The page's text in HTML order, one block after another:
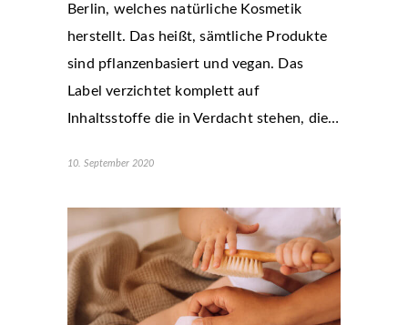
Berlin, welches natürliche Kosmetik
herstellt. Das heißt, sämtliche Produkte
sind pflanzenbasiert und vegan. Das
Label verzichtet komplett auf
Inhaltsstoffe die in Verdacht stehen, die…
10. September 2020